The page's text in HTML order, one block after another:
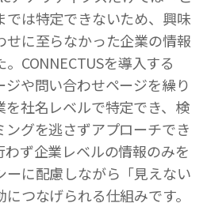
では特定できないため、興味
せに至らなかった企業の情報
CONNECTUSを導入する
ジや問い合わせページを繰り
社名レベルで特定でき、検
グを逃さずアプローチでき
わず企業レベルの情報のみを
ーに配慮しながら「見えない
つなげられる仕組みです。